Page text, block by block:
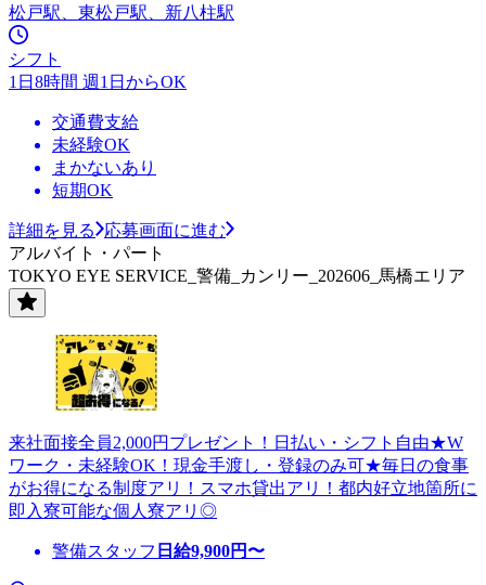
松戸駅、東松戸駅、新八柱駅
シフト
1日8時間 週1日からOK
交通費支給
未経験OK
まかないあり
短期OK
詳細を見る
応募画面に進む
アルバイト・パート
TOKYO EYE SERVICE_警備_カンリー_202606_馬橋エリア
来社面接全員2,000円プレゼント！日払い・シフト自由★W
ワーク・未経験OK！現金手渡し・登録のみ可★毎日の食事
がお得になる制度アリ！スマホ貸出アリ！都内好立地箇所に
即入寮可能な個人寮アリ◎
警備スタッフ 日給9,900円〜